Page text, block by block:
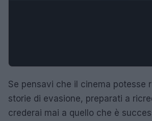
Se pensavi che il cinema potesse
storie di evasione, preparati a
crederai mai a quello che è